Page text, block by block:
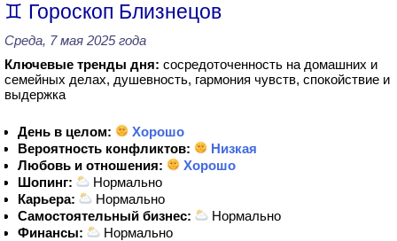
Гороскоп Близнецов
Среда, 7 мая 2025 года
Ключевые тренды дня: сосредоточенность на домашних и
семейных делах, душевность, гармония чувств, спокойствие и
выдержка
День в целом:
Хорошо
Вероятность конфликтов:
Низкая
Любовь и отношения:
Хорошо
Шопинг:
Нормально
Карьера:
Нормально
Самостоятельный бизнес:
Нормально
Финансы:
Нормально